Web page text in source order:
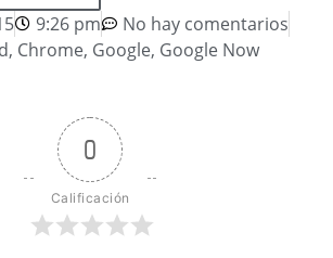
9:26 pm
No hay comentarios
, Chrome, Google, Google Now
0
Calificación